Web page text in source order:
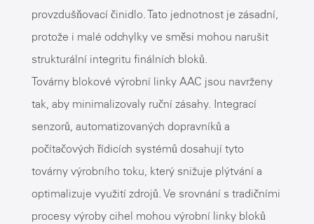
provzdušňovací činidlo. Tato jednotnost je zásadní,
protože i malé odchylky ve směsi mohou narušit
strukturální integritu finálních bloků.
Továrny blokové výrobní linky AAC jsou navrženy
tak, aby minimalizovaly ruční zásahy. Integrací
senzorů, automatizovaných dopravníků a
počítačových řídicích systémů dosahují tyto
továrny výrobního toku, který snižuje plýtvání a
optimalizuje využití zdrojů. Ve srovnání s tradičními
procesy výroby cihel mohou výrobní linky bloků